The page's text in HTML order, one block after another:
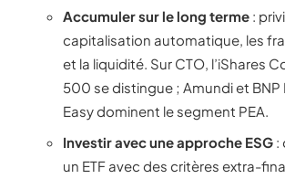
Accumuler sur le long terme :
capitalisation automatique, les
et la liquidité. Sur CTO, l’iShares
500 se distingue ; Amundi et BNP
Easy dominent le segment PEA.
Investir avec une approche ESG :
un ETF avec des critères extra-